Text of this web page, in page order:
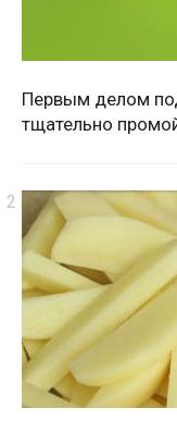
Первым делом
тщательно